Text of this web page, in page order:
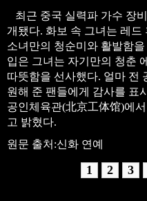
생생 중국어
최근 중국 실력파 가수 장
개됐다. 화보 속 그녀는 레드
소녀만의 청순미와 활발함
입은 그녀는 자기만의 청춘
따뜻함을 선사했다. 얼마 전
원해 준 팬들에게 감사를 표
공인체육관(北京工体馆)에
고 밝혔다.
원문 출처:신화 연예
1 2 3